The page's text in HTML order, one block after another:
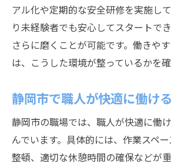
アル化や定期的な安全研修を実施し
り未経験者でも安心してスタートで
さらに磨くことが可能です。働きや
は、こうした環境が整っているかを確
静岡市で職人が快適に働け
静岡市の職場では、職人が快適に働
んでいます。具体的には、作業スペ
整頓、適切な休憩時間の確保などが重